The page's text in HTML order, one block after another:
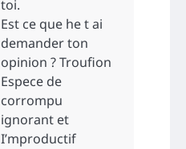
toi.
Est ce que he t ai
demander ton
opinion ? Troufion
Espece de
corrompu
ignorant et
I’mproductif